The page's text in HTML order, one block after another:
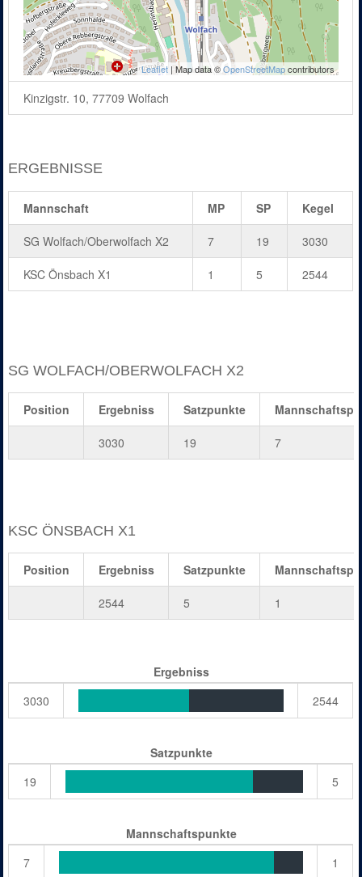
Leaflet| Map data ©OpenStreetMapcontributors
Kinzigstr. 10, 77709 Wolfach
ERGEBNISSE
Mannschaft MP SP Kegel
SG Wolfach/Oberwolfach X2 7 19 3030
KSC Önsbach X1 1 5 2544
SG WOLFACH/OBERWOLFACH X2
Position Ergebniss Satzpunkte
3030 19 7
KSC ÖNSBACH X1
Position Ergebniss Satzpunkte
2544 5 1
Ergebniss
3030
2544
Satzpunkte
19
5
Mannschaftspunkte
7
1